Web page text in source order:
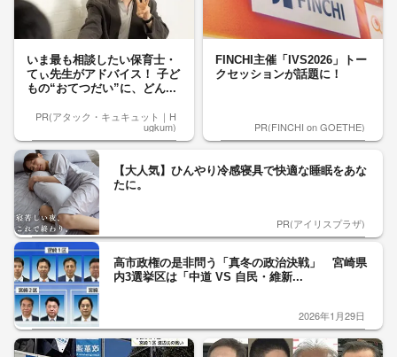
いま最も相談したい保育士・
てぃ先生がアドバイス！ 子ど
もの“おてつだい”に、どん...
PR(アタック・キュキュット｜H
ugkum)
FINCHI主催「IVS2026」トー
クセッションが話題に！
PR(FINCHI on GOETHE)
【大人気】ひんやり冷感寝具で快適な睡眠をあな
たに。
PR(アイリスプラザ)
高市政権の是非問う「真冬の政治決戦」 宮崎県
内3選挙区は「中道 VS 自民・維新...
2026年1月29日